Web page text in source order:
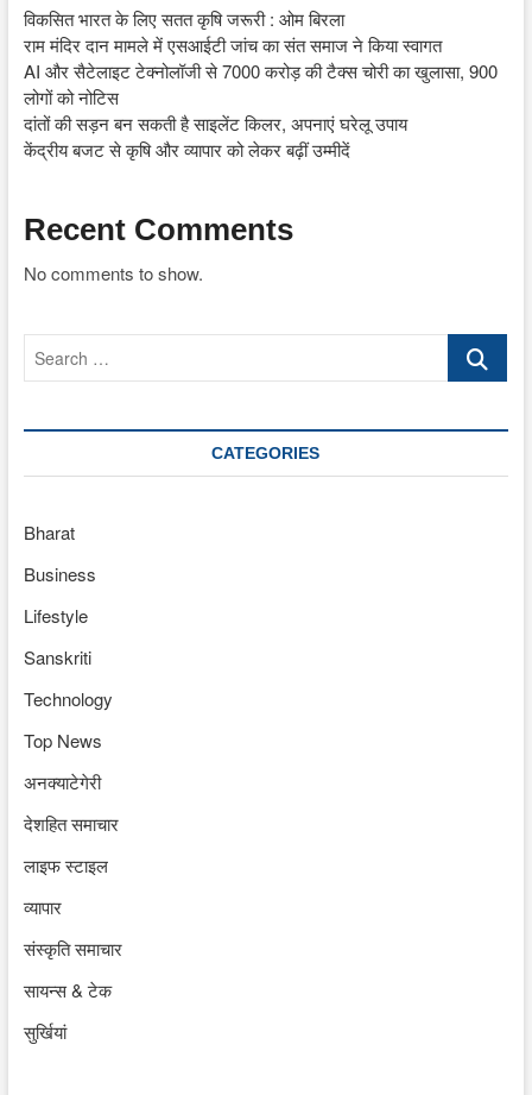
विकसित भारत के लिए सतत कृषि जरूरी : ओम बिरला
राम मंदिर दान मामले में एसआईटी जांच का संत समाज ने किया स्वागत
AI और सैटेलाइट टेक्नोलॉजी से 7000 करोड़ की टैक्स चोरी का खुलासा, 900
लोगों को नोटिस
दांतों की सड़न बन सकती है साइलेंट किलर, अपनाएं घरेलू उपाय
केंद्रीय बजट से कृषि और व्यापार को लेकर बढ़ीं उम्मीदें
Recent Comments
No comments to show.
Search
CATEGORIES
Bharat
Business
Lifestyle
Sanskriti
Technology
Top News
अनक्याटेगेरी
देशहित समाचार
लाइफ स्टाइल
व्यापार
संस्कृति समाचार
सायन्स & टेक
सुर्खियां